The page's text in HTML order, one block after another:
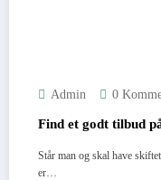
Admin 0
Find et godt tilbud
Står man og skal have
er…